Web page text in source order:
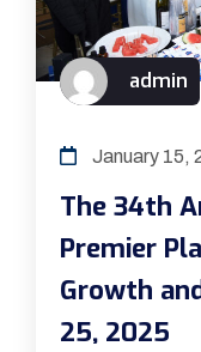
admin
January 15,
The 34th
Premier
Growth
25, 2025